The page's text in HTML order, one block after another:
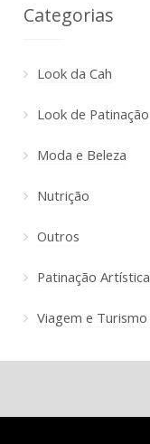
Categorias
Look da Cah
Look de Patinação
Moda e Beleza
Nutrição
Outros
Patinação Artística
Viagem e Turismo